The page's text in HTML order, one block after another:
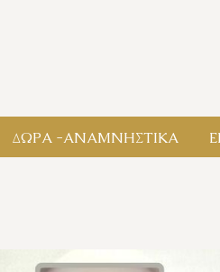
ΔΩΡΑ -ΑΝΑΜΝΗΣΤΙΚΑ